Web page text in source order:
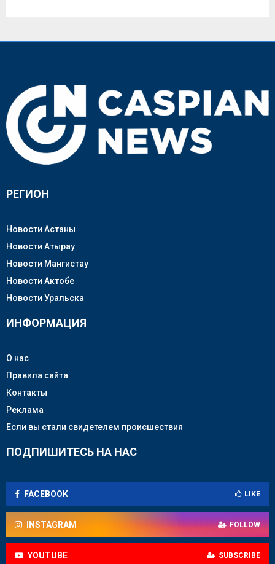
РЕГИОН
Новости Астаны
Новости Атырау
Новости Мангистау
Новости Актобе
Новости Уральска
ИНФОРМАЦИЯ
О нас
Правила сайта
Контакты
Реклама
Если вы стали свидетелем происшествия
ПОДПИШИТЕСЬ НА НАС
FACEBOOK LIKE
INSTAGRAM FOLLOW
YOUTUBE SUBSCRIBE